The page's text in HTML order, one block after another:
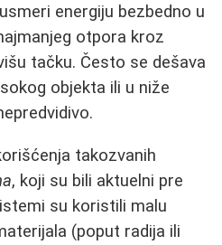
energiju bezbedno u
otpora kroz
tačku. Često se dešava
objekta ili u niže
takozvanih
, koji su bili aktuelni pre
su koristili malu
(poput radija ili